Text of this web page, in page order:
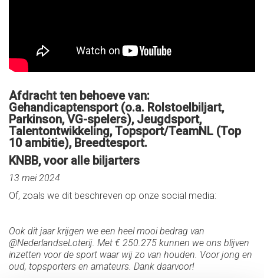
Afdracht ten behoeve van:
Gehandicaptensport (o.a. Rolstoelbiljart,
Parkinson, VG-spelers), Jeugdsport,
Talentontwikkeling, Topsport/TeamNL (Top
10 ambitie), Breedtesport.
KNBB, voor alle biljarters
13 mei 2024
Of, zoals we dit beschreven op onze social media:
Ook dit jaar krijgen we een heel mooi bedrag van
@NederlandseLoterij. Met € 250.275 kunnen we ons blijven
inzetten voor de sport waar wij zo van houden. Voor jong en
oud, topsporters en amateurs. Dank daarvoor!